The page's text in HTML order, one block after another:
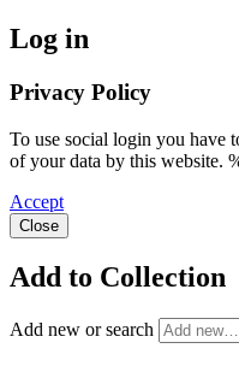
Log in
Privacy Policy
To use social login you have
of your data by this website.
Accept
Close
Add to Collection
Add new or search